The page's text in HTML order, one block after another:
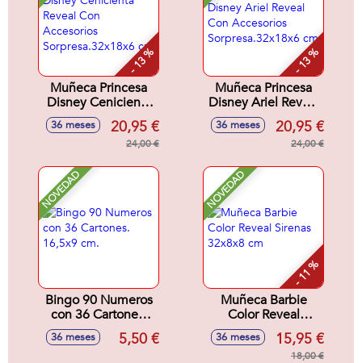
- 13 %
Muñeca Princesa
Disney Cenicienta
Reveal Con
Accesorios
Sorpresa.32x18x6
36 meses 20,95 €
24,00 €
- 13 %
Muñeca Princesa
Disney Ariel Reveal
Con Accesorios
Sorpresa.32x18x6
36 meses 20,95 €
24,00 €
NOVEDAD
Bingo 90 Numeros
con 36 Cartones.
16,5x9 cm.
36 meses 5,50 €
NOVEDAD
- 11 %
Muñeca Barbie
Color Reveal
Sirenas 32x8x8 cm
36 meses 15,95 €
18,00 €